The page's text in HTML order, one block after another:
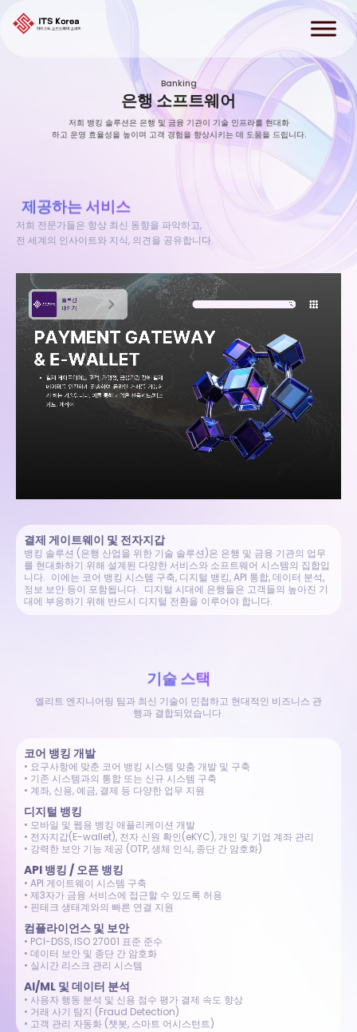
Skip
Banking
은행 소프트웨어
저희 뱅킹 솔루션은 은행 및 금융 기관이 기술 인프라를 현대화
하고 운영 효율성을 높이며 고객 경험을 향상시키는 데 도움을 드립니다.
제공하는 서비스
저희 전문가들은 항상 최신 동향을 파악하고,
전 세계의 인사이트와 지식, 의견을 공유합니다.
결제 게이트웨이 및 전자지갑
뱅킹 솔루션 (은행 산업을 위한 기술 솔루션)은 은행 및 금융 기관의 업무
를 현대화하기 위해 설계된 다양한 서비스와 소프트웨어 시스템의 집합입
니다. 이에는 코어 뱅킹 시스템 구축, 디지털 뱅킹, API 통합, 데이터 분석,
정보 보안 등이 포함됩니다. 디지털 시대에 은행들은 고객들의 높아진 기
대에 부응하기 위해 반드시 디지털 전환을 이루어야 합니다.
기술 스택
엘리트 엔지니어링 팀과 최신 기술이 민첩하고 현대적인 비즈니스 관
행과 결합되었습니다.
코어 뱅킹 개발
• 요구사항에 맞춘 코어 뱅킹 시스템 맞춤 개발 및 구축
• 기존 시스템과의 통합 또는 신규 시스템 구축
• 계좌, 신용, 예금, 결제 등 다양한 업무 지원
디지털 뱅킹
• 모바일 및 웹용 뱅킹 애플리케이션 개발
• 전자지갑(E-wallet), 전자 신원 확인(eKYC), 개인 및 기업 계좌 관리
• 강력한 보안 기능 제공 (OTP, 생체 인식, 종단 간 암호화)
API 뱅킹 / 오픈 뱅킹
• API 게이트웨이 시스템 구축
• 제3자가 금융 서비스에 접근할 수 있도록 허용
• 핀테크 생태계와의 빠른 연결 지원
컴플라이언스 및 보안
• PCI-DSS, ISO 27001 표준 준수
• 데이터 보안 및 종단 간 암호화
• 실시간 리스크 관리 시스템
AI/ML 및 데이터 분석
• 사용자 행동 분석 및 신용 점수 평가 결제 속도 향상
• 거래 사기 탐지 (Fraud Detection)
• 고객 관리 자동화 (챗봇, 스마트 어시스턴트)